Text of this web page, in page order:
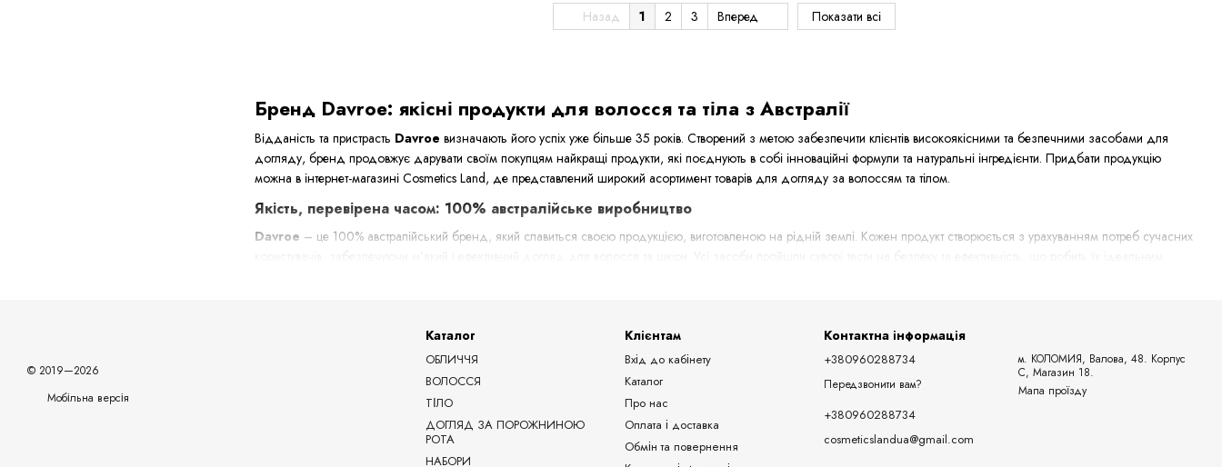
Бренд Davroe: якісні продукти для волосся та тіла з Австралії
Відданість та пристрасть Davroe визначають його успіх уже більше 35 років. Створений з метою забезпечити клієнтів високоякісними та безпечними засобами для
догляду, бренд продовжує дарувати своїм покупцям найкращі продукти, які поєднують в собі інноваційні формули та натуральні інгредієнти. Придбати продукцію
можна в інтернет-магазині Cosmetics Land, де представлений широкий асортимент товарів для догляду за волоссям та тілом.
Якість, перевірена часом: 100% австралійське виробництво
Davroe – це 100% австралійський бренд, який славиться своєю продукцією, виготовленою на рідній землі. Кожен продукт створюється з урахуванням потреб сучасних
користувачів, забезпечуючи м’який і ефективний догляд для волосся та шкіри. Усі засоби пройшли суворі тести на безпеку та ефективність, що робить їх ідеальним
Косметика Davroe охоплює широкий спектр засобів для догляду, які підходять для всіх типів волосся і шкіри. В асортименті інтернет-магазину Cosmetics Land ви
Шампуні та кондиціонери для волосся
— для щоденного очищення та зволоження волосся.
Маски та олійки для волосся
— для глибокого живлення та відновлення.
— для захисту волосся від агресивного впливу температури та навколишнього середовища.
Назад 1 2 3 Вперед Показати всі
© 2019—2026
Мобільна версія
Каталог
ОБЛИЧЧЯ
ВОЛОССЯ
ТІЛО
ДОГЛЯД ЗА ПОРОЖНИНОЮ
РОТА
НАБОРИ
Клієнтам
Вхід до кабінету
Каталог
Про нас
Оплата і доставка
Обмін та повернення
Контактна інформація
+380960288734
Передзвонити вам?
+380960288734
cosmeticslandua@gmail.com
м. КОЛОМИЯ, Валова, 48. Корпус
С, Магазин 18.
Мапа проїзду